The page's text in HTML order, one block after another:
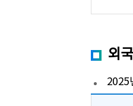
외
2025